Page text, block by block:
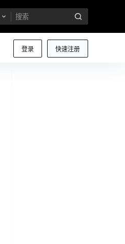
登录 快速注册